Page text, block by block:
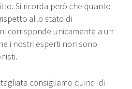
Si ricorda però che quanto
allo stato di
corrisponde unicamente a un
i nostri esperti non sono
consigliamo quindi di